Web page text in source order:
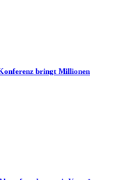
bringt Millionen